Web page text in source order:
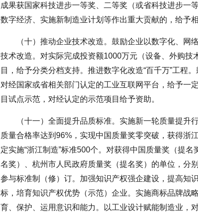
成果获国家科技进步一等奖、二等奖（或省科技进步一
数字经济、实施新制造业计划等作出重大贡献的，给予相
（十）推动企业技术改造。鼓励企业以数字化、网
技术改造。对实际完成投资额1000万元（设备、外购技
目，给予分类分档支持。推进数字化改造“百千万”工程
对经国家或省相关部门认定的工业互联网平台，给予一
目试点示范，对经认定的示范项目给予资助。
（十一）全面提升品质标准。实施新一轮质量提升
质量合格率达到96%，实现中国质量奖零突破，获得浙
定实施“浙江制造”标准500个。对获得中国质量奖（提
名奖）、杭州市人民政府质量奖（提名奖）的单位，分
参与标准制（修）订。加强知识产权强企建设，提高知
标，培育知识产权优势（示范）企业。实施商标品牌战
育、保护、运用意识和能力。以工业设计赋能制造业，